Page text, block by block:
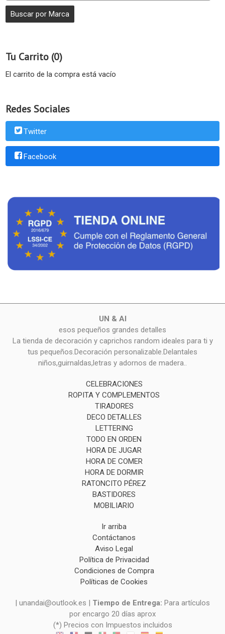
Tu Carrito (0)
El carrito de la compra está vacío
Redes Sociales
Twitter
Facebook
UN & AI
esos pequeños grandes detalles
La tienda de decoración y caprichos random ideales para ti y
tus pequeños.Decoración personalizable.Delantales
niños,guirnaldas,letras y adornos de madera..
CELEBRACIONES
ROPITA Y COMPLEMENTOS
TIRADORES
DECO DETALLES
LETTERING
TODO EN ORDEN
HORA DE JUGAR
HORA DE COMER
HORA DE DORMIR
RATONCITO PÉREZ
BASTIDORES
MOBILIARIO
Ir arriba
Contáctanos
Aviso Legal
Política de Privacidad
Condiciones de Compra
Políticas de Cookies
| unandai@outlook.es | Tiempo de Entrega: Para artículos
por encargo 20 días aprox
(*) Precios con Impuestos incluidos